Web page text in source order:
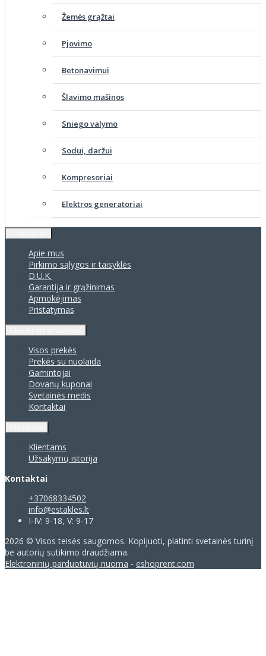
Žemės grąžtai
Pjovimo
Betonavimui
Šlavimo mašinos
Sniego valymo
Sodui, daržui
Kompresoriai
Elektros generatoriai
Apie mus
Pirkimo sąlygos ir taisyklės
D.U.K.
Garantija ir grąžinimas
Apmokėjimas
Pristatymas
Visos prekės
Prekės su nuolaida
Gamintojai
Dovanų kuponai
Svetainės medis
Kontaktai
Klientams
Užsakymų istorija
Kontaktai
+37068334502
info@estakles.lt
I-IV: 9-18, V: 9-17
2026 © Visos teisės saugomos. Kopijuoti, platinti svetainės turinį
be autorių sutikimo draudžiama.
Elektroninių parduotuvių nuoma - eshoprent.com